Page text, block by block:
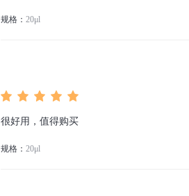
规格： 20μl
很好用，值得购买
规格： 20μl